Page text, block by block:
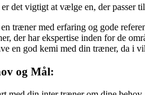
det vigtigt at vælge en, der passer
træner med erfaring og gode
der har ekspertise inden for de
en god kemi med din træner, da i
og Mål: